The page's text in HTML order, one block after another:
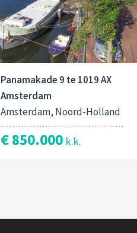
Panamakade 9 te 1019 AX
Amsterdam
Amsterdam, Noord-Holland
€ 850.000 k.k.